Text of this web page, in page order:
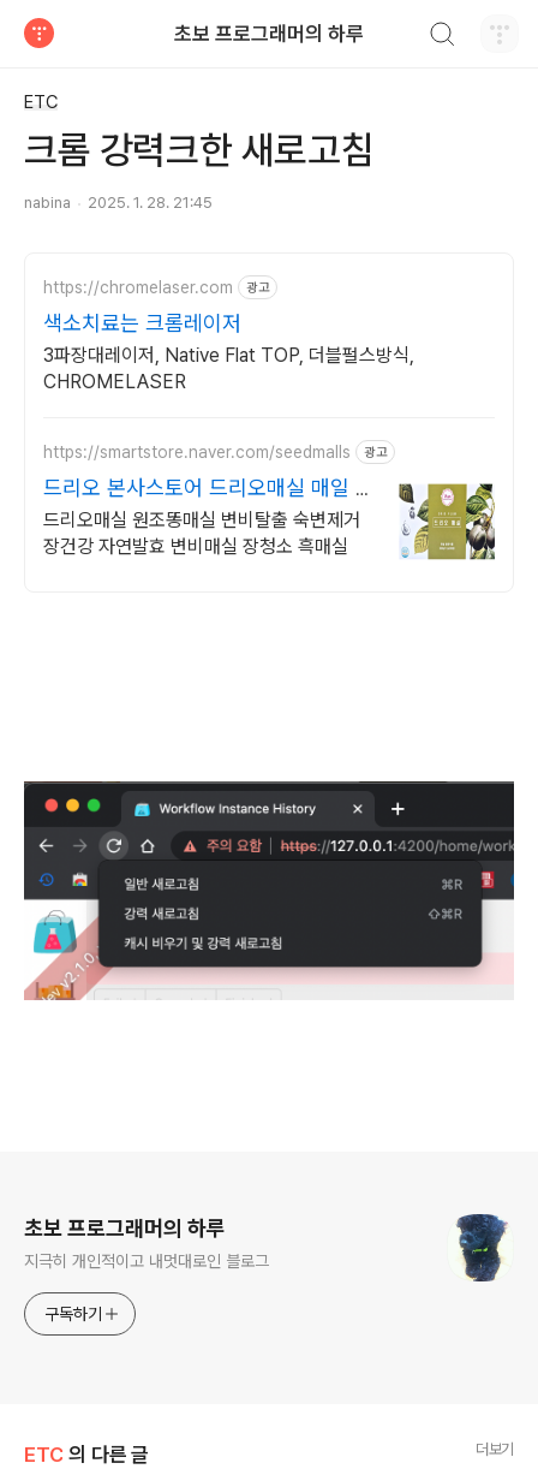
초보 프로그래머의 하루
ETC
크롬 강력크한 새로고침
nabina 2025. 1. 28. 21:45
https://chromelaser.com 광고
색소치료는 크롬레이저
3파장대레이저, Native Flat TOP, 더블펄스방식,
CHROMELASER
https://smartstore.naver.com/seedmalls 광고
드리오 본사스토어 드리오매실 매일 쾌
변매실
드리오매실 원조똥매실 변비탈출 숙변제거
장건강 자연발효 변비매실 장청소 흑매실
초보 프로그래머의 하루
지극히 개인적이고 내멋대로인 블로그
구독하기
ETC 의 다른 글 더보기